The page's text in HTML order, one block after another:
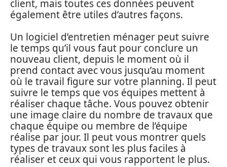
client, mais toutes ces données peuvent
également être utiles d’autres façons.
Un logiciel d’entretien ménager peut suivre
le temps qu’il vous faut pour conclure un
nouveau client, depuis le moment où il
prend contact avec vous jusqu’au moment
où le travail figure sur votre planning. Il peut
suivre le temps que vos équipes mettent à
réaliser chaque tâche. Vous pouvez obtenir
une image claire du nombre de travaux que
chaque équipe ou membre de l’équipe
réalise par jour. Il peut vous montrer quels
types de travaux sont les plus faciles à
réaliser et ceux qui vous rapportent le plus.